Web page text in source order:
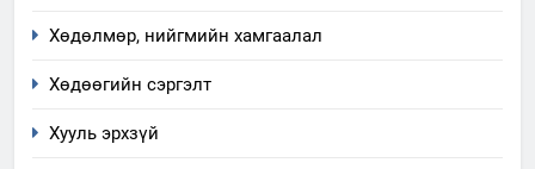
Хөдөлмөр, нийгмийн хамгаалал
Хөдөөгийн сэргэлт
Хууль эрхзүй
Мэдээлэл хариуцагчийн